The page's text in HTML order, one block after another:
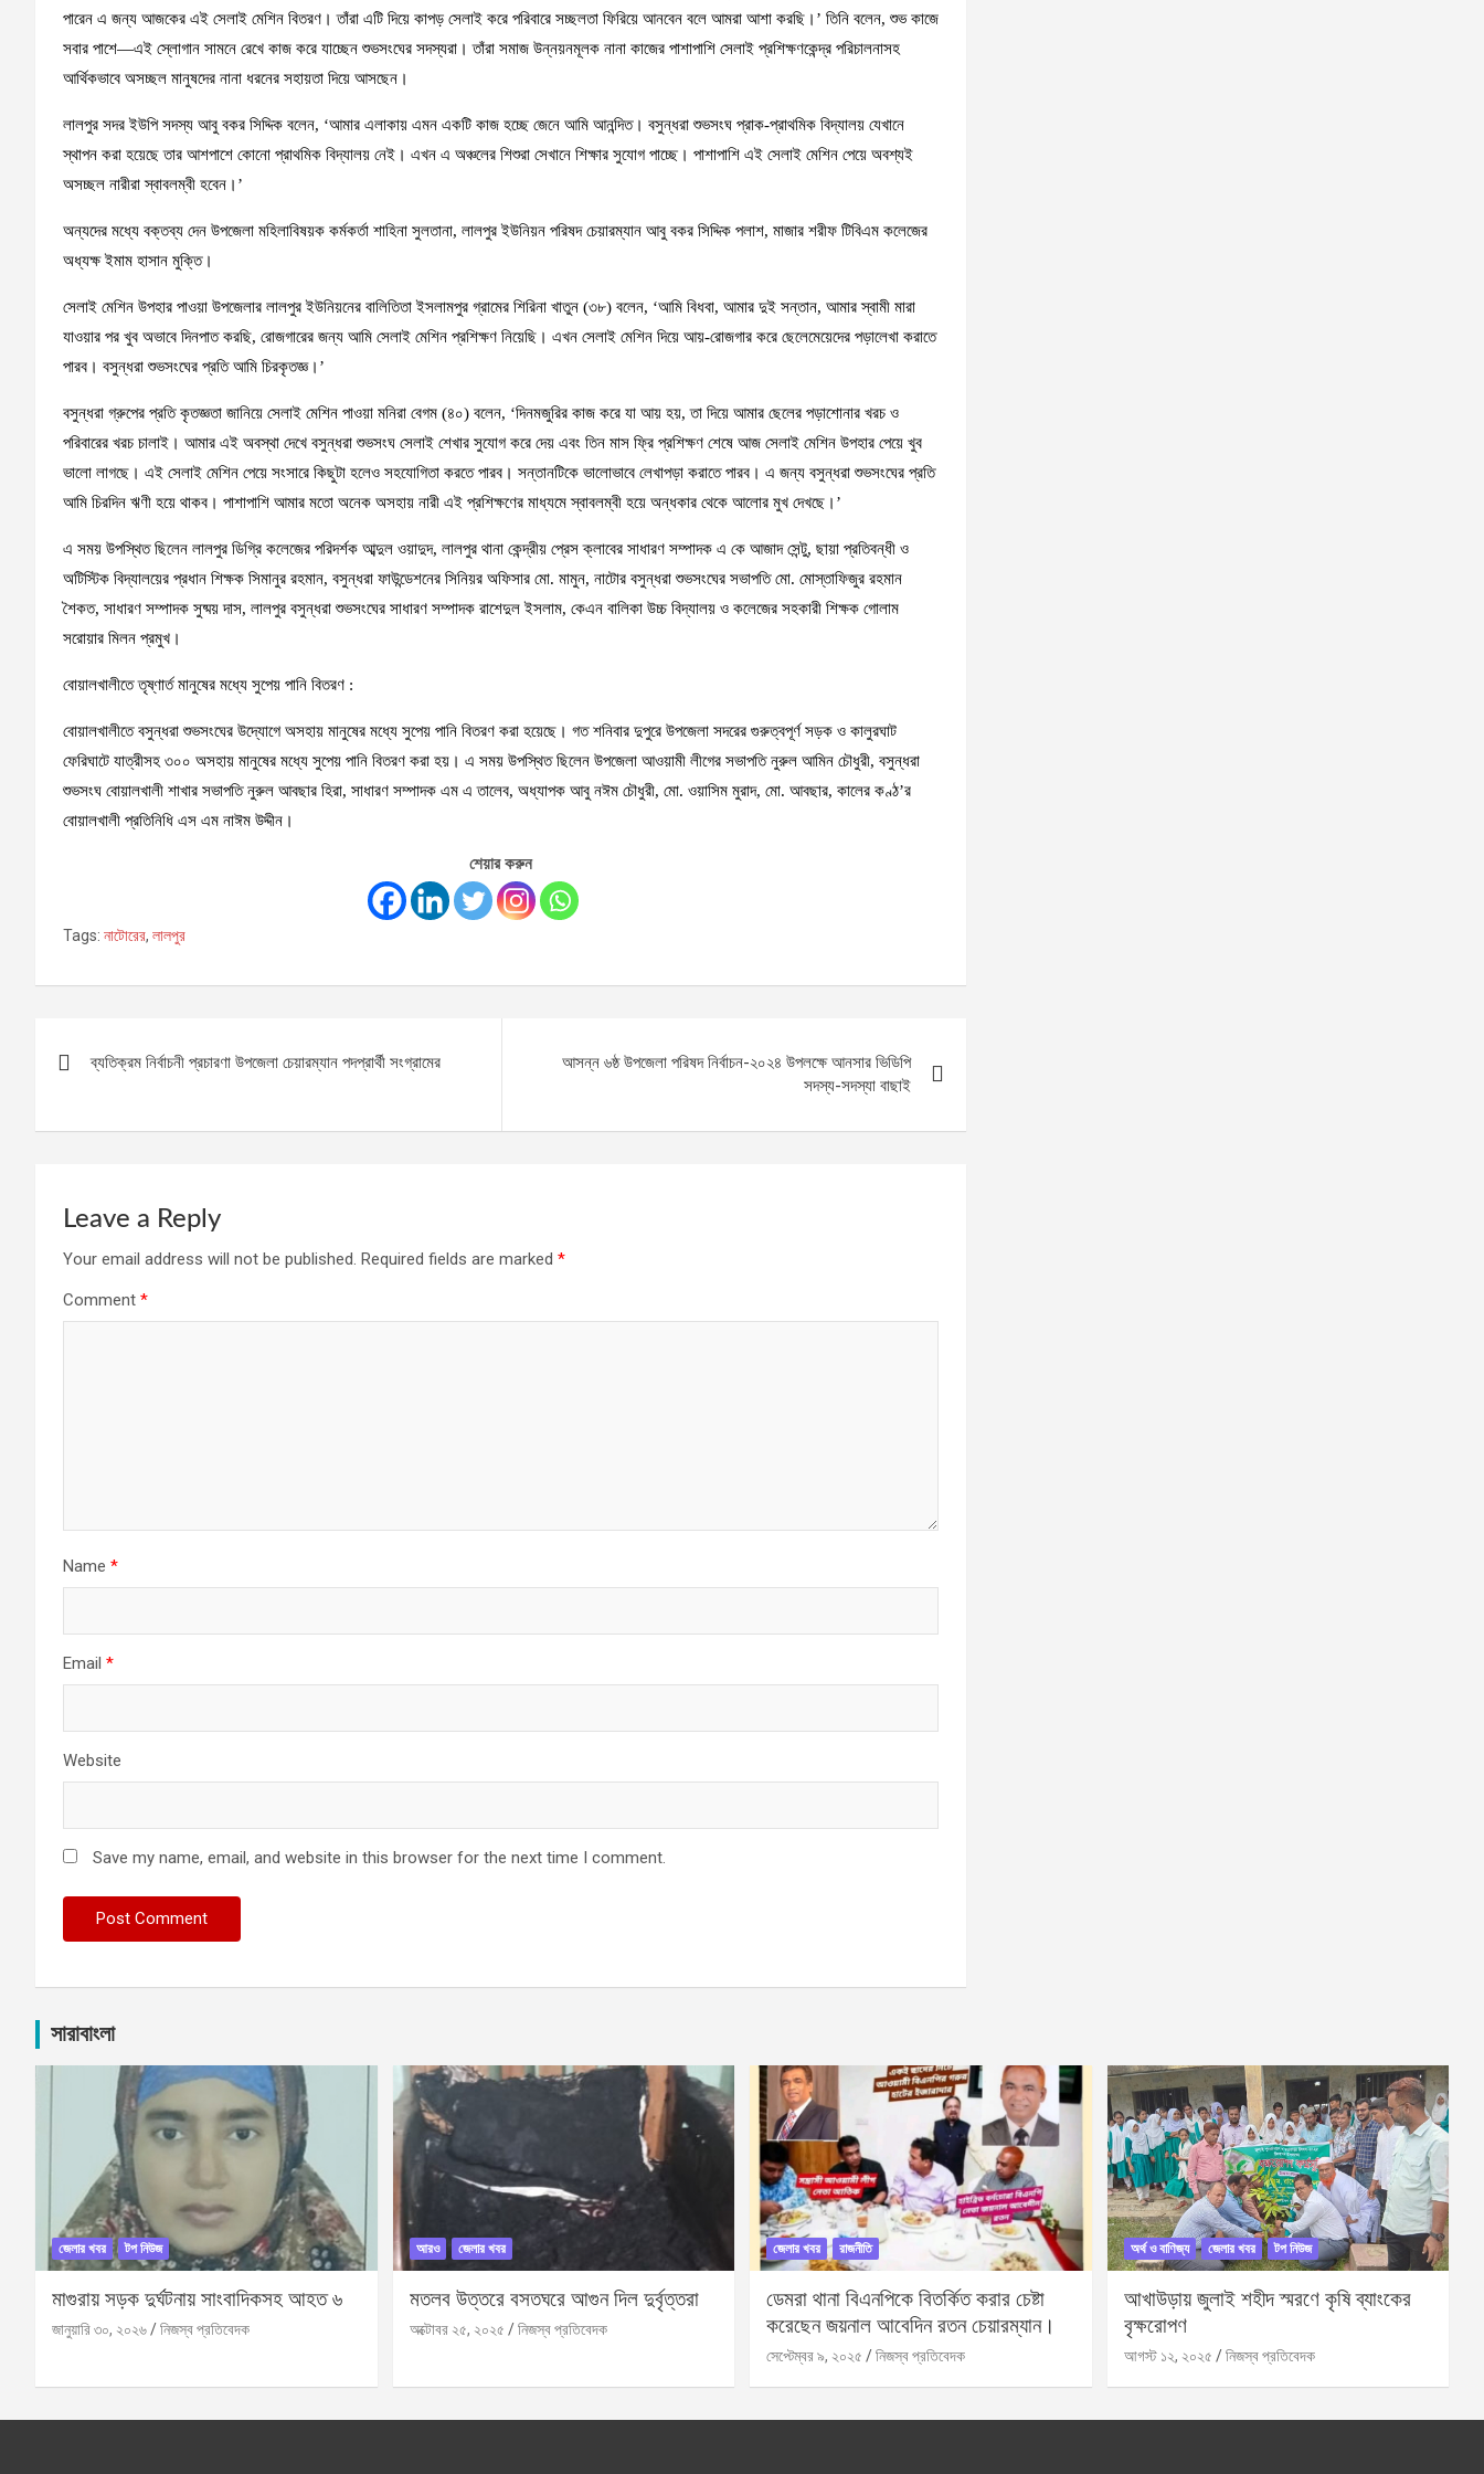
পারেন এ জন্য আজকের এই সেলাই মেশিন বিতরণ। তাঁরা এটি দিয়ে কাপড় সেলাই করে পরিবারে সচ্ছলতা ফিরিয়ে আনবেন বলে আমরা আশা করছি।’ তিনি বলেন, শুভ কাজে
সবার পাশে—এই স্লোগান সামনে রেখে কাজ করে যাচ্ছেন শুভসংঘের সদস্যরা। তাঁরা সমাজ উন্নয়নমূলক নানা কাজের পাশাপাশি সেলাই প্রশিক্ষণকেন্দ্র পরিচালনাসহ
আর্থিকভাবে অসচ্ছল মানুষদের নানা ধরনের সহায়তা দিয়ে আসছেন।
লালপুর সদর ইউপি সদস্য আবু বকর সিদ্দিক বলেন, ‘আমার এলাকায় এমন একটি কাজ হচ্ছে জেনে আমি আনন্দিত। বসুন্ধরা শুভসংঘ প্রাক-প্রাথমিক বিদ্যালয় যেখানে
স্থাপন করা হয়েছে তার আশপাশে কোনো প্রাথমিক বিদ্যালয় নেই। এখন এ অঞ্চলের শিশুরা সেখানে শিক্ষার সুযোগ পাচ্ছে। পাশাপাশি এই সেলাই মেশিন পেয়ে অবশ্যই
অসচ্ছল নারীরা স্বাবলম্বী হবেন।’
অন্যদের মধ্যে বক্তব্য দেন উপজেলা মহিলাবিষয়ক কর্মকর্তা শাহিনা সুলতানা, লালপুর ইউনিয়ন পরিষদ চেয়ারম্যান আবু বকর সিদ্দিক পলাশ, মাজার শরীফ টিবিএম কলেজের
অধ্যক্ষ ইমাম হাসান মুক্তি।
সেলাই মেশিন উপহার পাওয়া উপজেলার লালপুর ইউনিয়নের বালিতিতা ইসলামপুর গ্রামের শিরিনা খাতুন (৩৮) বলেন, ‘আমি বিধবা, আমার দুই সন্তান, আমার স্বামী মারা
যাওয়ার পর খুব অভাবে দিনপাত করছি, রোজগারের জন্য আমি সেলাই মেশিন প্রশিক্ষণ নিয়েছি। এখন সেলাই মেশিন দিয়ে আয়-রোজগার করে ছেলেমেয়েদের পড়ালেখা করাতে
পারব। বসুন্ধরা শুভসংঘের প্রতি আমি চিরকৃতজ্ঞ।’
বসুন্ধরা গ্রুপের প্রতি কৃতজ্ঞতা জানিয়ে সেলাই মেশিন পাওয়া মনিরা বেগম (৪০) বলেন, ‘দিনমজুরির কাজ করে যা আয় হয়, তা দিয়ে আমার ছেলের পড়াশোনার খরচ ও
পরিবারের খরচ চালাই। আমার এই অবস্থা দেখে বসুন্ধরা শুভসংঘ সেলাই শেখার সুযোগ করে দেয় এবং তিন মাস ফ্রি প্রশিক্ষণ শেষে আজ সেলাই মেশিন উপহার পেয়ে খুব
ভালো লাগছে। এই সেলাই মেশিন পেয়ে সংসারে কিছুটা হলেও সহযোগিতা করতে পারব। সন্তানটিকে ভালোভাবে লেখাপড়া করাতে পারব। এ জন্য বসুন্ধরা শুভসংঘের প্রতি
আমি চিরদিন ঋণী হয়ে থাকব। পাশাপাশি আমার মতো অনেক অসহায় নারী এই প্রশিক্ষণের মাধ্যমে স্বাবলম্বী হয়ে অন্ধকার থেকে আলোর মুখ দেখছে।’
এ সময় উপস্থিত ছিলেন লালপুর ডিগ্রি কলেজের পরিদর্শক আব্দুল ওয়াদুদ, লালপুর থানা কেন্দ্রীয় প্রেস ক্লাবের সাধারণ সম্পাদক এ কে আজাদ সেন্টু, ছায়া প্রতিবন্ধী ও
অটিস্টিক বিদ্যালয়ের প্রধান শিক্ষক সিমানুর রহমান, বসুন্ধরা ফাউন্ডেশনের সিনিয়র অফিসার মো. মামুন, নাটোর বসুন্ধরা শুভসংঘের সভাপতি মো. মোস্তাফিজুর রহমান
শৈকত, সাধারণ সম্পাদক সুষ্ময় দাস, লালপুর বসুন্ধরা শুভসংঘের সাধারণ সম্পাদক রাশেদুল ইসলাম, কেএন বালিকা উচ্চ বিদ্যালয় ও কলেজের সহকারী শিক্ষক গোলাম
সরোয়ার মিলন প্রমুখ।
বোয়ালখালীতে তৃষ্ণার্ত মানুষের মধ্যে সুপেয় পানি বিতরণ :
বোয়ালখালীতে বসুন্ধরা শুভসংঘের উদ্যোগে অসহায় মানুষের মধ্যে সুপেয় পানি বিতরণ করা হয়েছে। গত শনিবার দুপুরে উপজেলা সদরের গুরুত্বপূর্ণ সড়ক ও কালুরঘাট
ফেরিঘাটে যাত্রীসহ ৩০০ অসহায় মানুষের মধ্যে সুপেয় পানি বিতরণ করা হয়। এ সময় উপস্থিত ছিলেন উপজেলা আওয়ামী লীগের সভাপতি নুরুল আমিন চৌধুরী, বসুন্ধরা
শুভসংঘ বোয়ালখালী শাখার সভাপতি নুরুল আবছার হিরা, সাধারণ সম্পাদক এম এ তালেব, অধ্যাপক আবু নঈম চৌধুরী, মো. ওয়াসিম মুরাদ, মো. আবছার, কালের কণ্ঠ’র
বোয়ালখালী প্রতিনিধি এস এম নাঈম উদ্দীন।
শেয়ার করুন
Tags: নাটোরের, লালপুর
ব্যতিক্রম নির্বাচনী প্রচারণা উপজেলা চেয়ারম্যান পদপ্রার্থী সংগ্রামের
আসন্ন ৬ষ্ঠ উপজেলা পরিষদ নির্বাচন-২০২৪ উপলক্ষে আনসার ভিডিপি
সদস্য-সদস্যা বাছাই
Leave a Reply
Your email address will not be published. Required fields are marked *
Comment *
Name *
Email *
Website
Save my name, email, and website in this browser for the next time I comment.
সারাবাংলা
জেলার খবর টপ নিউজ
মাগুরায় সড়ক দুর্ঘটনায় সাংবাদিকসহ আহত ৬
জানুয়ারি ৩০, ২০২৬ নিজস্ব প্রতিবেদক
আরও জেলার খবর
মতলব উত্তরে বসতঘরে আগুন দিল দুর্বৃত্তরা
অক্টোবর ২৫, ২০২৫ নিজস্ব প্রতিবেদক
জেলার খবর রাজনীতি
ডেমরা থানা বিএনপিকে বিতর্কিত করার চেষ্টা
করেছেন জয়নাল আবেদিন রতন চেয়ারম্যান।
সেপ্টেম্বর ৯, ২০২৫ নিজস্ব প্রতিবেদক
অর্থ ও বাণিজ্য জেলার খবর টপ নিউজ
আখাউড়ায় জুলাই শহীদ স্মরণে কৃষি ব্যাংকের
বৃক্ষরোপণ
আগস্ট ১২, ২০২৫ নিজস্ব প্রতিবেদক